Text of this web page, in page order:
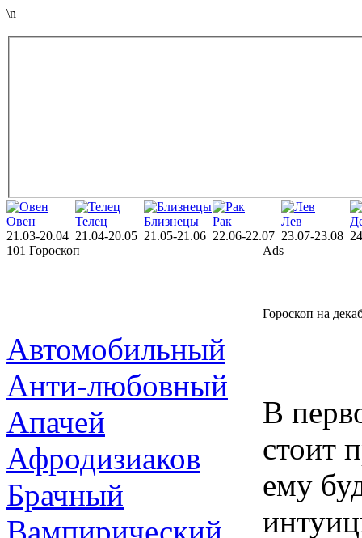
\n
Овен
21.03-20.04
Телец
21.04-20.05
Близнецы
21.05-21.06
Рак
22.06-22.07
Лев
23.07-23.08
101 Гороскоп
Автомобильный
Анти-любовный
Апачей
Афродизиаков
Брачный
Ads
Гороскоп на
В
стоит
ему